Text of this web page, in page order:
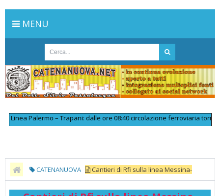
MENU
Palermo – Trapani: dalle ore 08:40 circolazione ferroviaria tornata
CATENANUOVA Cantieri di Rfi sulla linea Messina-
Siracusa, previsti servizi sostitutivi con bus - MessinaToday